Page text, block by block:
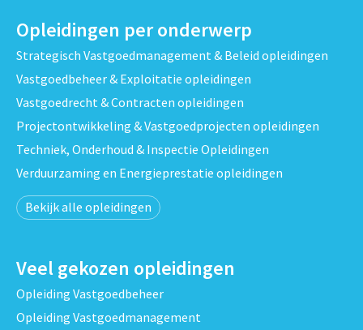
Opleidingen per onderwerp
Strategisch Vastgoedmanagement & Beleid opleidingen
Vastgoedbeheer & Exploitatie opleidingen
Vastgoedrecht & Contracten opleidingen
Projectontwikkeling & Vastgoedprojecten opleidingen
Techniek, Onderhoud & Inspectie Opleidingen
Verduurzaming en Energieprestatie opleidingen
Bekijk alle opleidingen
Veel gekozen opleidingen
Opleiding Vastgoedbeheer
Opleiding Vastgoedmanagement